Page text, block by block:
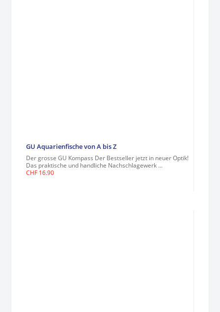
GU Aquarienfische von A bis Z
Der grosse GU Kompass Der Bestseller jetzt in neuer Optik!
Das praktische und handliche Nachschlagewerk ...
CHF 16.90